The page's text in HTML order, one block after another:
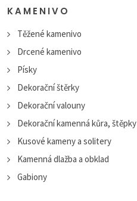
KAMENIVO
Těžené kamenivo
Drcené kamenivo
Písky
Dekorační štěrky
Dekorační valouny
Dekorační kamenná kůra, štěpky
Kusové kameny a solitery
Kamenná dlažba a obklad
Gabiony